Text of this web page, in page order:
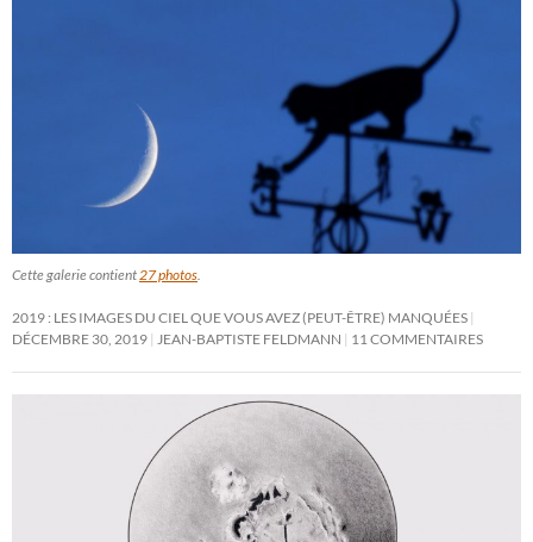
Cette galerie contient 27 photos
2019 : LES IMAGES DU CIEL QUE VOUS AVEZ (PEUT-ÊTRE) MANQUÉES
DÉCEMBRE 30, 2019
JEAN-BAPTISTE FELDMANN 11 COMMENTAIRES